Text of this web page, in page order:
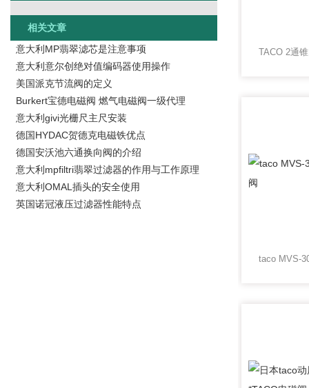
相关文章
意大利MP翡翠滤芯是注意事项
意大利意尔创绝对值编码器使用操作
美国派克节流阀的定义
Burkert宝德电磁阀 燃气电磁阀一级代理
意大利givi光栅尺主尺安装
德国HYDAC贺德克电磁铁优点
德国安沃池六通换向阀的介绍
意大利mpfiltri翡翠过滤器的作用与工作原理
意大利OMAL插头的安全使用
英国诺冠液压过滤器性能特点